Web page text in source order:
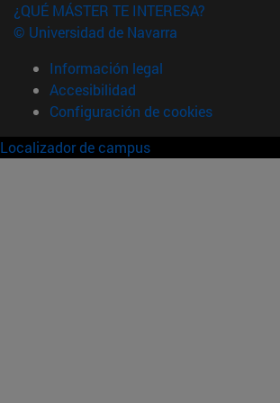
¿QUÉ MÁSTER TE INTERESA?
© Universidad de Navarra
Información legal
Accesibilidad
Configuración de cookies
Localizador de campus